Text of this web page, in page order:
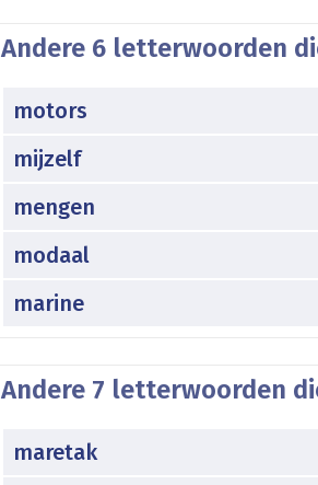
Andere 6 letterwoorden
motors
mijzelf
mengen
modaal
marine
Andere 7 letterwoorden
maretak